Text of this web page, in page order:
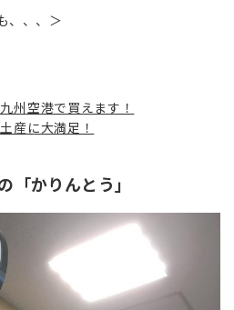
、、、＞
州空港で買えます！
産に大満足！
かりんとう」